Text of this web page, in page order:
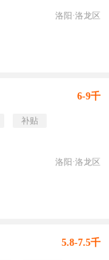
洛阳·洛龙区
6-9千
补贴
洛阳·洛龙区
5.8-7.5千